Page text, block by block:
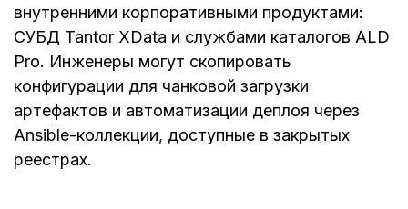
внутренними корпоративными продуктами:
СУБД Tantor XData и службами каталогов ALD
Pro. Инженеры могут скопировать
конфигурации для чанковой загрузки
артефактов и автоматизации деплоя через
Ansible-коллекции, доступные в закрытых
реестрах.